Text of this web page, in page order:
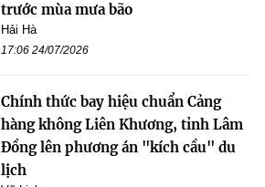
trước mùa mưa bão
Hải Hà
17:06 24/07/2026
Chính thức bay hiệu chuẩn Cảng
hàng không Liên Khương, tỉnh Lâm
Đồng lên phương án "kích cầu" du
lịch